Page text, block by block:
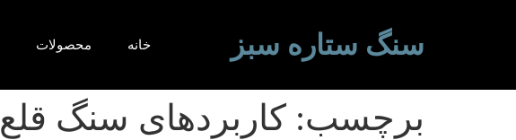
سنگ ستاره سبز خانه محصولات
برچسب: کاربردهای سنگ قلع